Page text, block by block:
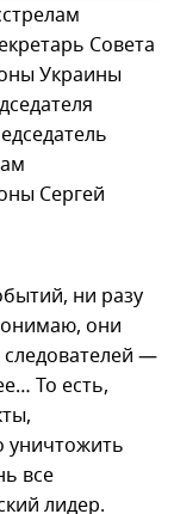
Совета
Украины
Сергей
ни разу
они
следователей —
То есть,
уничтожить
все
лидер.